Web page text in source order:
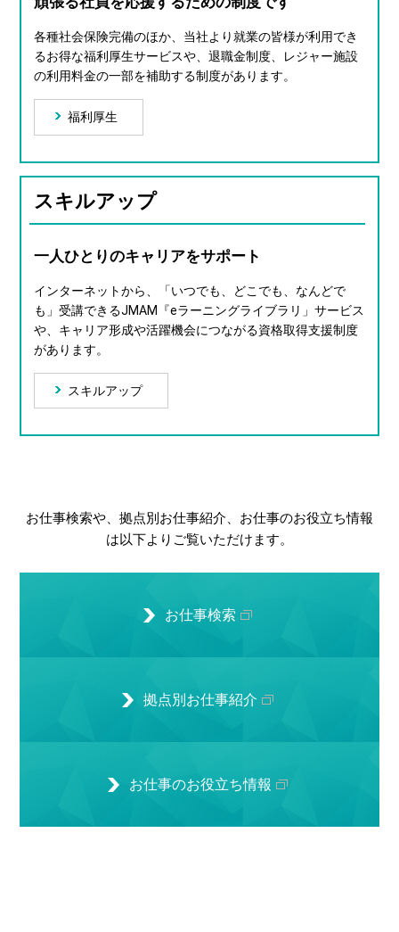
各種社会保険完備のほか、当社より就業の皆様が利⽤でき
るお得な福利厚⽣サービスや、退職⾦制度、レジャー施設
の利用料金の⼀部を補助する制度があります。
福利厚生
スキルアップ
一人ひとりのキャリアをサポート
インターネットから、「いつでも、どこでも、なんどで
も」受講できるJMAM『eラーニングライブラリ」サービス
や、キャリア形成や活躍機会につながる資格取得支援制度
があります。
スキルアップ
お仕事検索や、拠点別お仕事紹介、お仕事のお役立ち情報
は以下よりご覧いただけます。
お仕事検索
拠点別お仕事紹介
お仕事のお役立ち情報